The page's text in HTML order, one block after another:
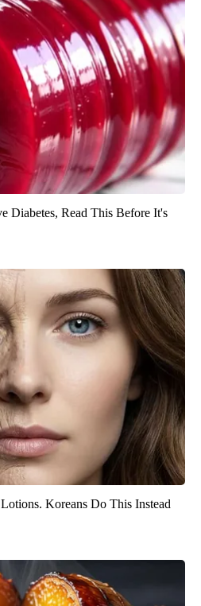
Diabetes, Read This Before It's
Koreans Do This Instead